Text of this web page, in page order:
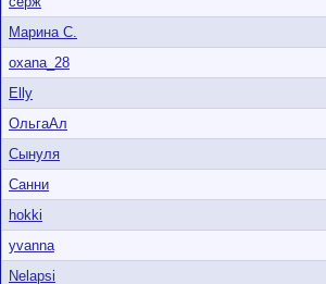
Марина С.
oxana_28
Elly
ОльгаАл
Сынуля
Санни
hokki
yvanna
Nelapsi